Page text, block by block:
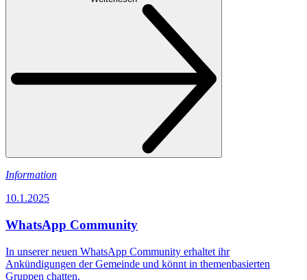
Information
10.1.2025
WhatsApp Community
In unserer neuen WhatsApp Community erhaltet ihr
Ankündigungen der Gemeinde und könnt in themenbasierten
Gruppen chatten.